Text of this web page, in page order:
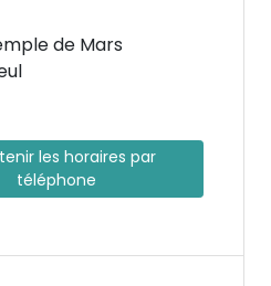
de Mars
les horaires par
téléphone